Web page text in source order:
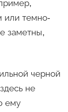
или темно-
заметны,
черной
не
ему